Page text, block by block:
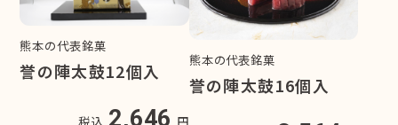
熊本の代表銘菓
誉の陣太鼓12個入
2,646
熊本の代表銘菓
誉の陣太鼓16個入